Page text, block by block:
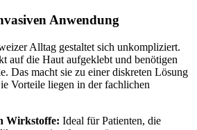
Anwendung
Alltag gestaltet sich unkompliziert.
auf die Haut aufgeklebt und benötigen
Das macht sie zu einer diskreten Lösung
Vorteile liegen in der fachlichen
Wirkstoffe: Ideal für Patienten, die